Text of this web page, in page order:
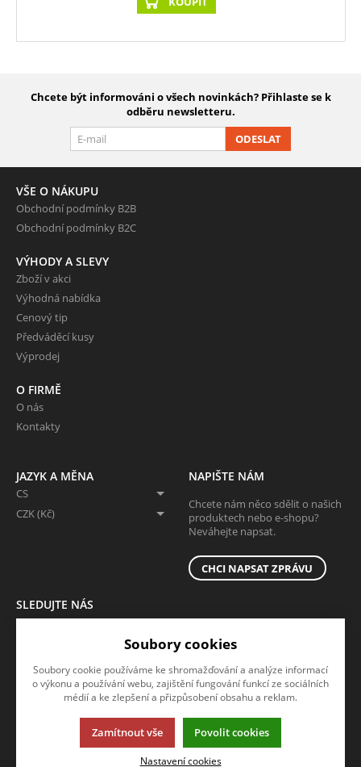
Chcete být informováni o všech novinkách? Přihlaste se k
odběru newsletteru.
ODESLAT
VŠE O NÁKUPU
Obchodní podmínky B2B
Obchodní podmínky B2C
VÝHODY A SLEVY
Zboží v akci
Výhodná nabídka
Cenový tip
Předváděcí kusy
Výprodej
O FIRMĚ
O nás
Kontakty
JAZYK A MĚNA
CS
CZK (Kč)
NAPIŠTE NÁM
Chcete nám něco sdělit o našich
produktech nebo e-shopu?
Neváhejte napsat.
CHCI NAPSAT ZPRÁVU
SLEDUJTE NÁS
Tato stránka používá soubory cookies. Klikněte pro více informací.
Soubory cookies
Soubory cookie používáme ke shromažďování a analýze informací
o výkonu a používání webu, zajištění fungování funkcí ze sociálních
médií a ke zlepšení a přizpůsobení obsahu a reklam.
Zamítnout vše Povolit cookies
Nastavení cookies